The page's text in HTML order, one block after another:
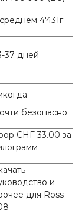
4'431г
37 дней
безопасно
CHF 33.00 за
и
для Ross